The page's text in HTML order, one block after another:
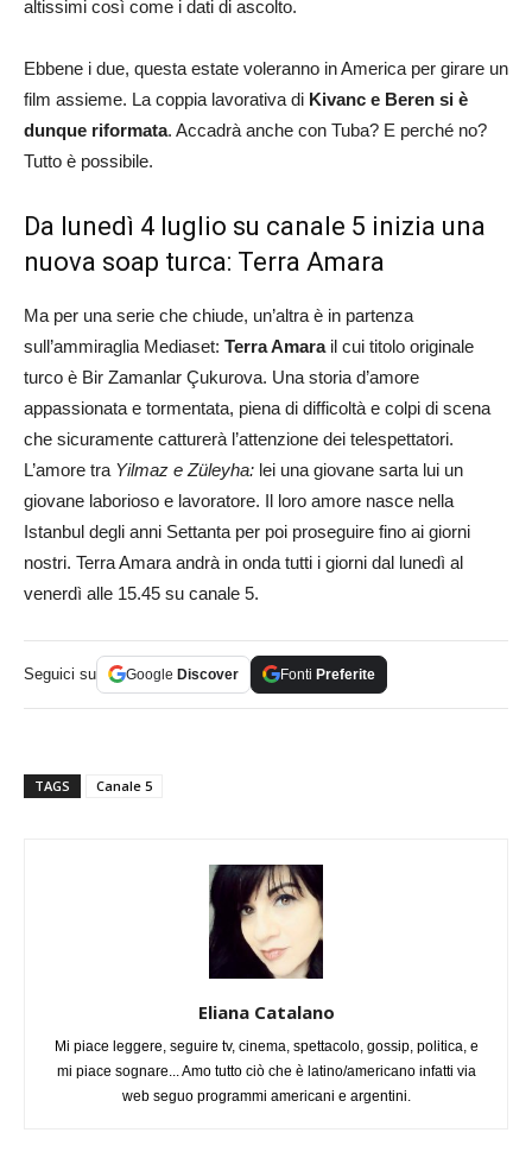
altissimi così come i dati di ascolto.
Ebbene i due, questa estate voleranno in America per girare un
film assieme. La coppia lavorativa di Kivanc e Beren si è
dunque riformata. Accadrà anche con Tuba? E perché no?
Tutto è possibile.
Da lunedì 4 luglio su canale 5 inizia una
nuova soap turca: Terra Amara
Ma per una serie che chiude, un’altra è in partenza
sull’ammiraglia Mediaset: Terra Amara il cui titolo originale
turco è Bir Zamanlar Çukurova. Una storia d’amore
appassionata e tormentata, piena di difficoltà e colpi di scena
che sicuramente catturerà l’attenzione dei telespettatori.
L’amore tra Yilmaz e Züleyha: lei una giovane sarta lui un
giovane laborioso e lavoratore. Il loro amore nasce nella
Istanbul degli anni Settanta per poi proseguire fino ai giorni
nostri. Terra Amara andrà in onda tutti i giorni dal lunedì al
venerdì alle 15.45 su canale 5.
Seguici su Google Discover Fonti Preferite
TAGS Canale 5
Eliana Catalano
Mi piace leggere, seguire tv, cinema, spettacolo, gossip, politica, e
mi piace sognare... Amo tutto ciò che è latino/americano infatti via
web seguo programmi americani e argentini.